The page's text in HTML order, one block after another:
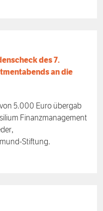
des 7.
an die
5.000 Euro übergab
Finanzmanagement
Stiftung.